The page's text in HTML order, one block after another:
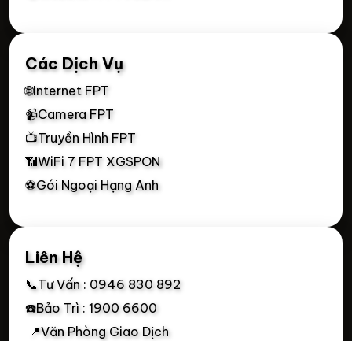
Các Dịch Vụ
🌐Internet FPT
📹Camera FPT
📺Truyền Hình FPT
📶WiFi 7 FPT XGSPON
⚽Gói Ngoại Hạng Anh
Liên Hệ
📞Tư Vấn : 0946 830 892
☎️Bảo Trì : 1900 6600
📍Văn Phòng Giao Dịch